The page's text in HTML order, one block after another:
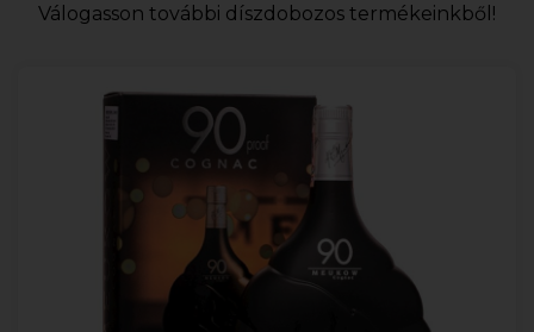
Válogasson további díszdobozos termékeinkből!